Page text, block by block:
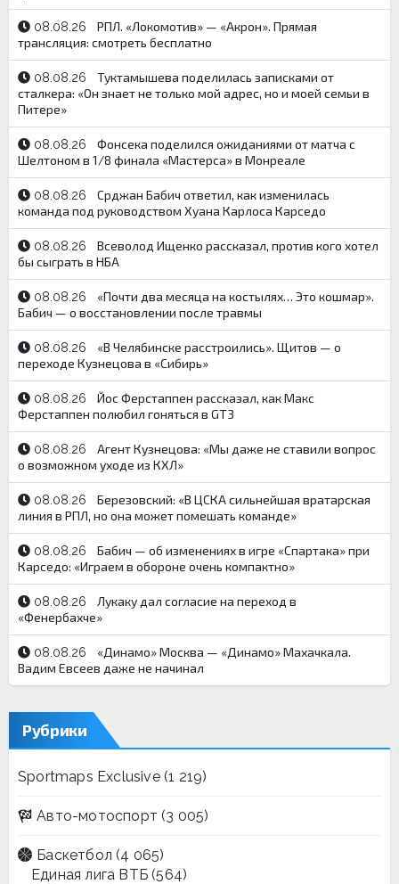
08.08.26
РПЛ. «Локомотив» — «Акрон». Прямая
трансляция: смотреть бесплатно
08.08.26
Туктамышева поделилась записками от
сталкера: «Он знает не только мой адрес, но и моей семьи в
Питере»
08.08.26
Фонсека поделился ожиданиями от матча с
Шелтоном в 1/8 финала «Мастерса» в Монреале
08.08.26
Срджан Бабич ответил, как изменилась
команда под руководством Хуана Карлоса Карседо
08.08.26
Всеволод Ищенко рассказал, против кого хотел
бы сыграть в НБА
08.08.26
«Почти два месяца на костылях… Это кошмар».
Бабич — о восстановлении после травмы
08.08.26
«В Челябинске расстроились». Щитов — о
переходе Кузнецова в «Сибирь»
08.08.26
Йос Ферстаппен рассказал, как Макс
Ферстаппен полюбил гоняться в GT3
08.08.26
Агент Кузнецова: «Мы даже не ставили вопрос
о возможном уходе из КХЛ»
08.08.26
Березовский: «В ЦСКА сильнейшая вратарская
линия в РПЛ, но она может помешать команде»
08.08.26
Бабич — об изменениях в игре «Спартака» при
Карседо: «Играем в обороне очень компактно»
08.08.26
Лукаку дал согласие на переход в
«Фенербахче»
08.08.26
«Динамо» Москва — «Динамо» Махачкала.
Вадим Евсеев даже не начинал
Рубрики
Sportmaps Exclusive(1 219)
Авто-мотоспорт (3 005)
Баскетбол (4 065)
Единая лига ВТБ (564)